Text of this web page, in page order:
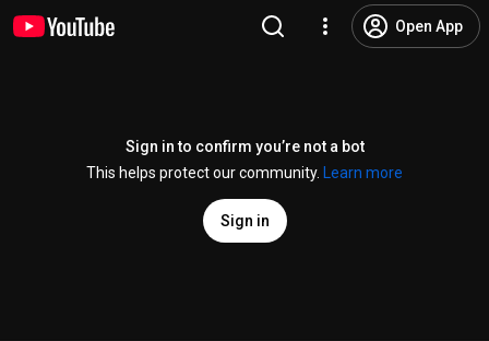
Open App
Sign in to confirm you’re not a bot
This helps protect our community.
Learn more
Sign in